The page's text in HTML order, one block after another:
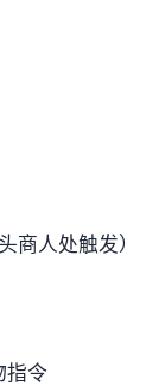
商人处触发）
指令